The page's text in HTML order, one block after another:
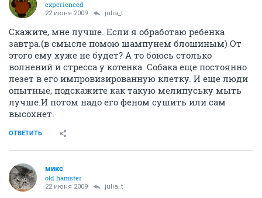
experienced
22 июня 2009 julia_t
Скажите, мне лучше. Если я обработаю ребенка
завтра.(в смысле помою шампунем блошиным) От
этого ему хуже не будет? А то боюсь столько
волнений и стресса у котенка. Собака еще постоянно
лезет в его импровизированную клетку. И еще люди
опытные, подскажите как такую мелипуську мыть
лучше.И потом надо его феном сушить или сам
высохнет.
ОТВЕТИТЬ
микс
old hamster
22 июня 2009 julia_t